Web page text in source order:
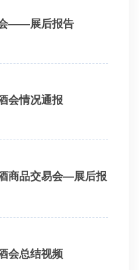
——展后报告
会情况通报
商品交易会—展后报
会总结视频